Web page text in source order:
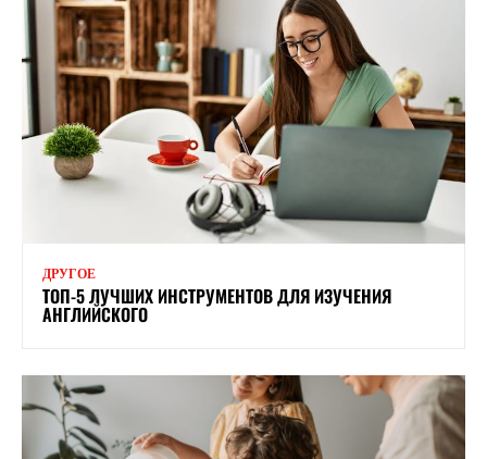
ДРУГОЕ
ТОП-5 ЛУЧШИХ ИНСТРУМЕНТОВ ДЛЯ ИЗУЧЕНИЯ
АНГЛИЙСКОГО